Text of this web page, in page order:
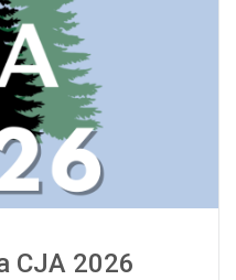
CJA 2026